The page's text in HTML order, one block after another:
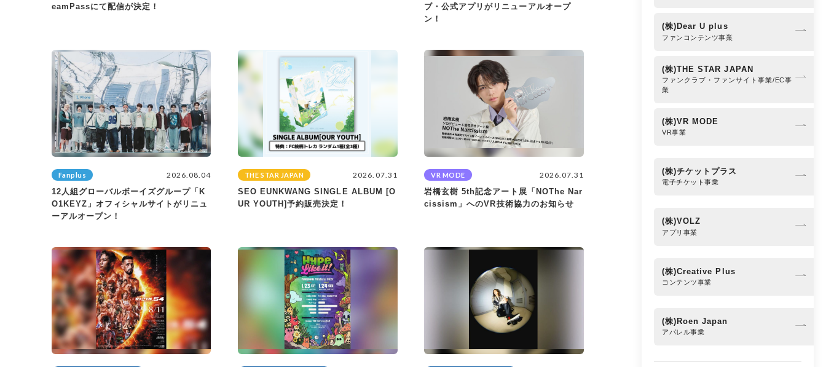
eamPassにて配信が決定！
ブ・公式アプリがリニューアルオープ
ン！
Fanplus
2026.08.04
12人組グローバルボーイズグループ「K
O1KEYZ」オフィシャルサイトがリニュ
ーアルオープン！
THE STAR JAPAN
2026.07.31
SEO EUNKWANG SINGLE ALBUM [O
UR YOUTH]予約販売決定！
VR MODE
2026.07.31
岩橋玄樹 5th記念アート展「NOThe Nar
cissism」へのVR技術協力のお知らせ
(株)Dear U plus
ファンコンテンツ事業
(株)THE STAR JAPAN
ファンクラブ・ファンサイト事業/EC事
業
(株)VR MODE
VR事業
(株)チケットプラス
電子チケット事業
(株)VOLZ
アプリ事業
(株)Creative Plus
コンテンツ事業
(株)Roen Japan
アパレル事業